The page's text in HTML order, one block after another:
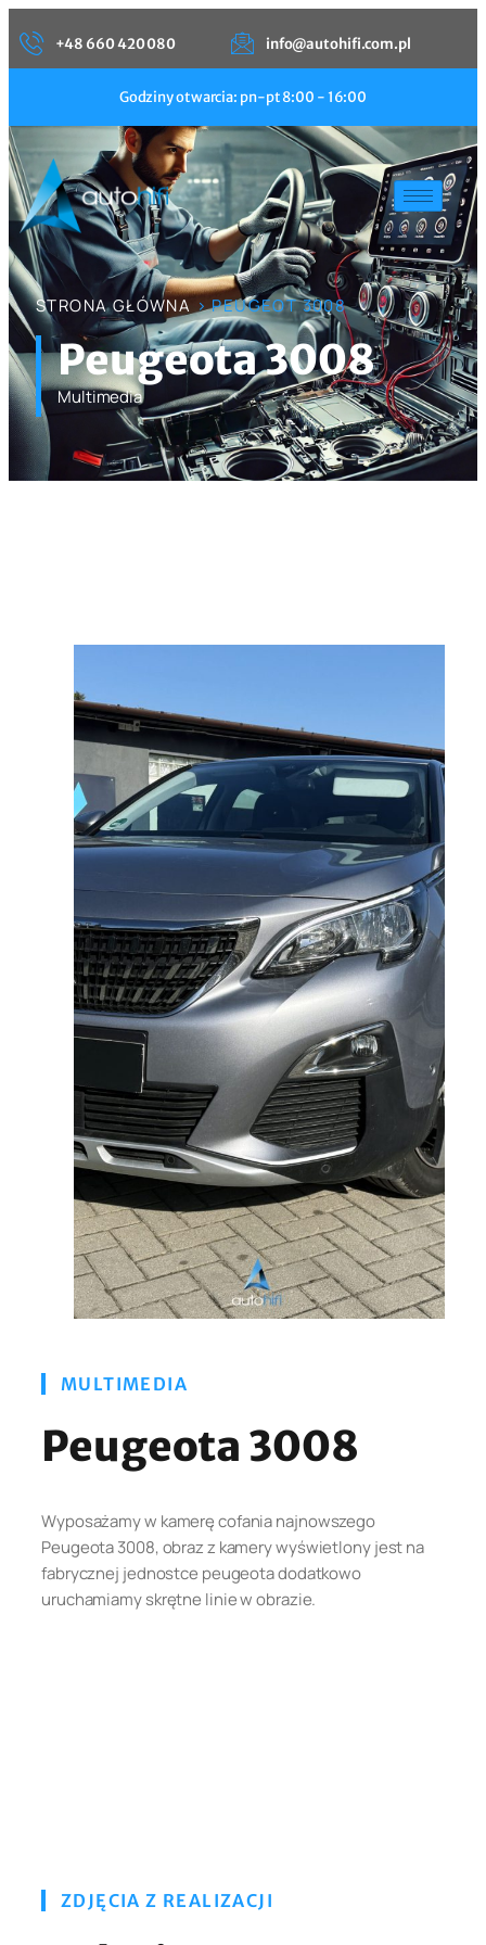
+48 660 420 080 info@autohifi.com.pl
Godziny otwarcia: pn-pt 8:00 - 16:00
STRONA GŁÓWNA > PEUGEOT 3008
Peugeota 3008
Multimedia
MULTIMEDIA
Peugeota 3008
Wyposażamy w kamerę cofania najnowszego
Peugeota 3008, obraz z kamery wyświetlony jest na
fabrycznej jednostce peugeota dodatkowo
uruchamiamy skrętne linie w obrazie.
ZDJĘCIA Z REALIZACJI